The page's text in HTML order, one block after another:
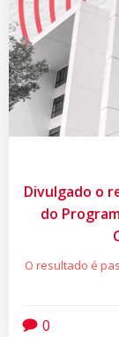
Divulgado o
do
O resultado é
0